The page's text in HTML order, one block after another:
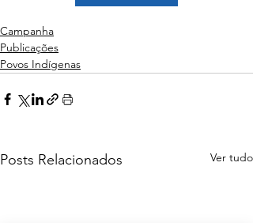
Campanha
Publicações
Povos Indígenas
Posts Relacionados Ver tudo